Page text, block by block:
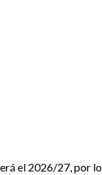
el 2026/27, por